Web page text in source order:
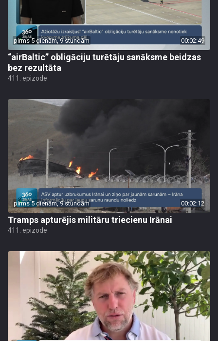
pirms 5 dienām, 9 stundām 00:02:49
“airBaltic” obligāciju turētāju sanāksme beidzas
bez rezultāta
411. epizode
pirms 5 dienām, 9 stundām 00:02:12
Tramps apturējis militāru triecienu Irānai
411. epizode